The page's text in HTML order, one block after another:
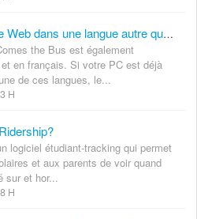
Puis-je afficher le site Web dans une langue autre que l'anglais?
the Bus est également
en français. Si votre PC est déjà
de ces langues, le...
H
logiciel étudiant-tracking qui permet
et aux parents de voir quand
sur et hor...
H